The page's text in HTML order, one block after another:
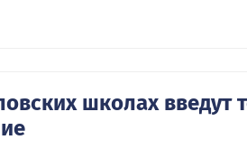
школах введут